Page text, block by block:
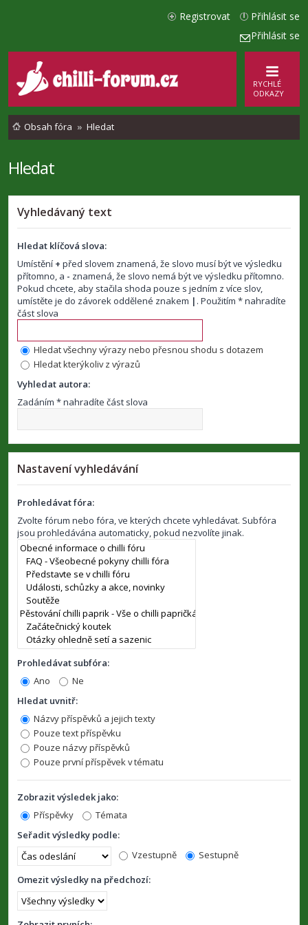
Přihlásit se
Přihlásit se
Registrovat
RYCHLÉ
ODKAZY
Obsah fóra Hledat
Hledat
Vyhledávaný text
Hledat klíčová slova:
Umístění + před slovem znamená, že slovo musí být ve výsledku
přítomno, a - znamená, že slovo nemá být ve výsledku přítomno.
Pokud chcete, aby stačila shoda pouze s jedním z více slov,
umístěte je do závorek oddělené znakem | . Použitím * nahradíte
část slova
Hledat všechny výrazy nebo přesnou shodu s dotazem
Hledat kterýkoliv z výrazů
Vyhledat autora:
Zadáním * nahradíte část slova
Nastavení vyhledávání
Prohledávat fóra:
Zvolte fórum nebo fóra, ve kterých chcete vyhledávat. Subfóra
jsou prohledávána automaticky, pokud nezvolíte jinak.
Prohledávat subfóra:
Ano
Ne
Hledat uvnitř:
Názvy příspěvků a jejich texty
Pouze text příspěvku
Pouze názvy příspěvků
Pouze první příspěvek v tématu
Zobrazit výsledek jako:
Příspěvky
Témata
Seřadit výsledky podle:
Vzestupně
Sestupně
Omezit výsledky na předchozí: